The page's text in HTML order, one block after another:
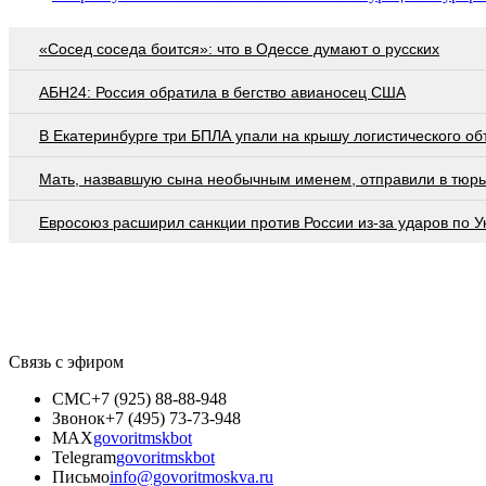
«Сосед соседа боится»: что в Одессе думают о русских
АБН24: Россия обратила в бегство авианосец США
В Екатеринбурге три БПЛА упали на крышу логистического
Мать, назвавшую сына необычным именем, отправили в
Евросоюз расширил санкции против России из-за ударов по
Связь с эфиром
СМС+7 (925) 88-88-948
Звонок+7 (495) 73-73-948
MAXgovoritmskbot
Telegramgovoritmskbot
Письмоinfo@govoritmoskva.ru